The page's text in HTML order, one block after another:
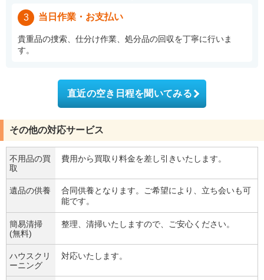
3 当日作業・お支払い
貴重品の捜索、仕分け作業、処分品の回収を丁寧に行いま
す。
直近の空き日程を聞いてみる
その他の対応サービス
不用品の買
取
費用から買取り料金を差し引きいたします。
遺品の供養
合同供養となります。ご希望により、立ち会いも可
能です。
簡易清掃
(無料)
整理、清掃いたしますので、ご安心ください。
ハウスクリ
ーニング
対応いたします。